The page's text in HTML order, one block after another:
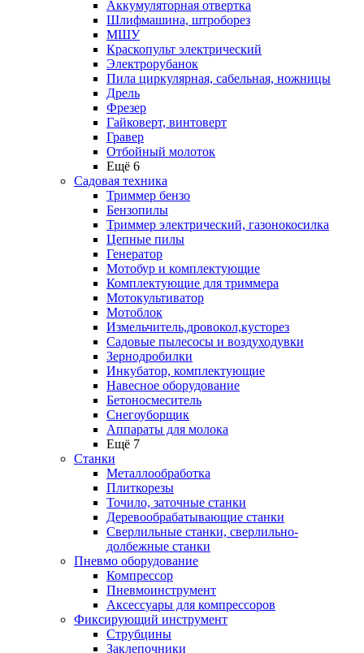
Аккумуляторная отвертка
Шлифмашина, штроборез
МШУ
Краскопульт электрический
Электрорубанок
Пила циркулярная, сабельная, ножницы
Дрель
Фрезер
Гайковерт, винтоверт
Гравер
Отбойный молоток
Ещё 6
Садовая техника
Триммер бензо
Бензопилы
Триммер электрический, газонокосилка
Цепные пилы
Генератор
Мотобур и комплектующие
Комплектующие для триммера
Мотокультиватор
Мотоблок
Измельчитель,дровокол,кусторез
Садовые пылесосы и воздуходувки
Зернодробилки
Инкубатор, комплектующие
Навесное оборудование
Бетоносмеситель
Снегоуборщик
Аппараты для молока
Ещё 7
Станки
Металлообработка
Плиткорезы
Точило, заточные станки
Деревообрабатывающие станки
Сверлильные станки, сверлильно-
долбежные станки
Пневмо оборудование
Компрессор
Пневмоинструмент
Аксессуары для компрессоров
Фиксирующий инструмент
Струбцины
Заклепочники